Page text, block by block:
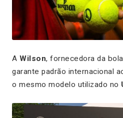
A Wilson, fornecedora da
garante padrão internacional
o mesmo modelo utilizado no